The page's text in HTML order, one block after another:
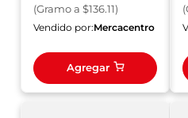
(Gramoa $136.11)
Vendido por:Mercacentro
Agregar
(